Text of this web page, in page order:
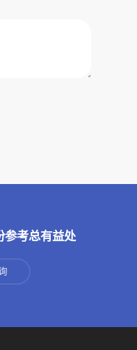
参考总有益处